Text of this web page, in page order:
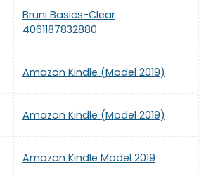
‎Bruni Basics-Clear
4061187832880
‎Amazon Kindle (Model 2019)
‎Amazon Kindle (Model 2019)
‎Amazon Kindle Model 2019